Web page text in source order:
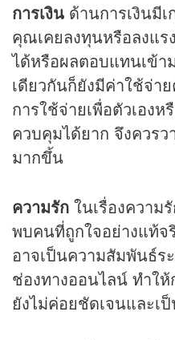
การเงิน ด้านการเงินมี
คุณเคยลงทุนหรือลงแ
ได้หรือผลตอบแทนเข้
เดียวกันก็ยังมีค่าใช้จ่า
การใช้จ่ายเพื่อตัวเอง
ควบคุมได้ยาก จึงควร
มากขึ้น
ความรัก ในเรื่องควา
พบคนที่ถูกใจอย่างแท้จ
อาจเป็นความสัมพันธ์ร
ช่องทางออนไลน์ ทำใ
ยังไม่ค่อยชัดเจนและเ